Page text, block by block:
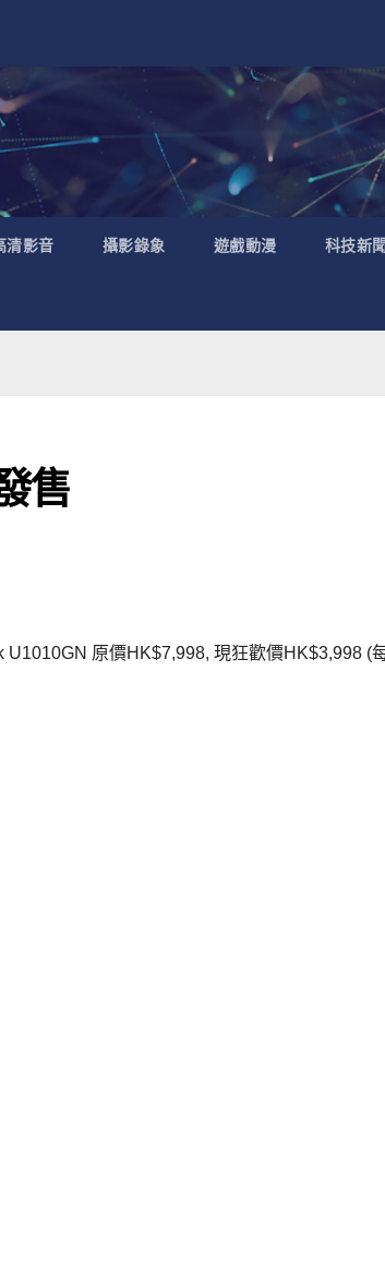
清影音 攝影錄象 遊戲動漫 科技新
售
原價HK$7,998, 現狂歡價HK$3,998 (